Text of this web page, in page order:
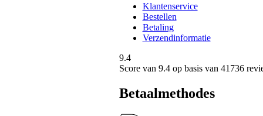
Klantenservice
Bestellen
Betaling
Verzendinformatie
9.4
Score van 9.4op basis van 41736
Betaalmethodes